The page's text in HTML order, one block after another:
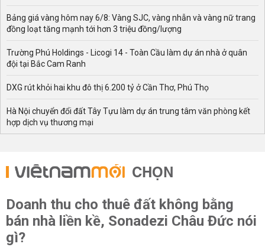
Bảng giá vàng hôm nay 6/8: Vàng SJC, vàng nhẫn và vàng nữ trang
đồng loạt tăng mạnh tới hơn 3 triệu đồng/lượng
Trường Phú Holdings - Licogi 14 - Toàn Cầu làm dự án nhà ở quân
đội tại Bắc Cam Ranh
DXG rút khỏi hai khu đô thị 6.200 tỷ ở Cần Thơ, Phú Thọ
Hà Nội chuyển đổi đất Tây Tựu làm dự án trung tâm văn phòng kết
hợp dịch vụ thương mại
CHỌN
Doanh thu cho thuê đất không bằng
bán nhà liền kề, Sonadezi Châu Đức nói
gì?